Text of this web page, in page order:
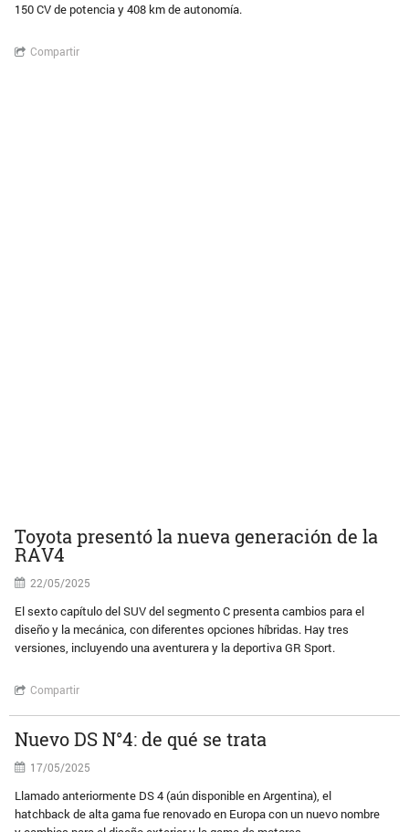
150 CV de potencia y 408 km de autonomía.
Compartir
Toyota presentó la nueva generación de la
RAV4
22/05/2025
El sexto capítulo del SUV del segmento C presenta cambios para el
diseño y la mecánica, con diferentes opciones híbridas. Hay tres
versiones, incluyendo una aventurera y la deportiva GR Sport.
Compartir
Nuevo DS N°4: de qué se trata
17/05/2025
Llamado anteriormente DS 4 (aún disponible en Argentina), el
hatchback de alta gama fue renovado en Europa con un nuevo nombre